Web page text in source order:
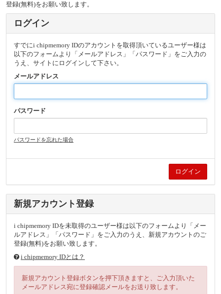
登録(無料)をお願い致します。
ログイン
すでにi chipmemory IDのアカウントを取得頂いているユーザー様は
以下のフォームより「メールアドレス」「パスワード」をご入力の
うえ、サイトにログインして下さい。
メールアドレス
パスワード
パスワードを忘れた場合
新規アカウント登録
i chipmemory IDを未取得のユーザー様は以下のフォームより「メー
ルアドレス」「パスワード」をご入力のうえ、新規アカウントのご
登録(無料)をお願い致します。
i chipmemory IDとは？
新規アカウント登録ボタンを押下頂きますと、ご入力頂いた
メールアドレス宛に登録確認メールをお送り致します。